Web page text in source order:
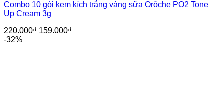
Combo 10 gói kem kích trắng váng sữa Orôche PO2 Tone
Up Cream 3g
220.000₫ 159.000₫
-32%